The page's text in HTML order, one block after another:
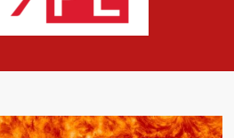
świat